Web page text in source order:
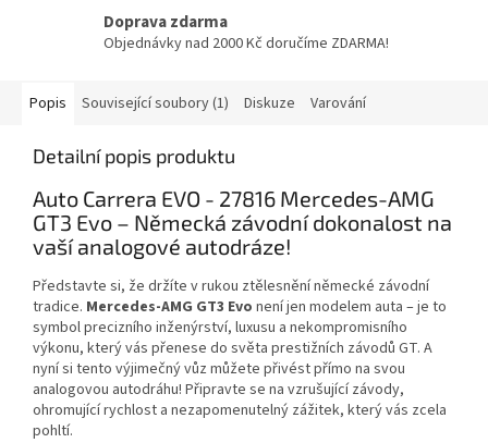
Doprava zdarma
Objednávky nad 2000 Kč doručíme ZDARMA!
Popis Související soubory (1) Diskuze Varování
Detailní popis produktu
Auto Carrera EVO - 27816 Mercedes-AMG
GT3 Evo – Německá závodní dokonalost na
vaší analogové autodráze!
Představte si, že držíte v rukou ztělesnění německé závodní
tradice. Mercedes-AMG GT3 Evo není jen modelem auta – je to
symbol precizního inženýrství, luxusu a nekompromisního
výkonu, který vás přenese do světa prestižních závodů GT. A
nyní si tento výjimečný vůz můžete přivést přímo na svou
analogovou autodráhu! Připravte se na vzrušující závody,
ohromující rychlost a nezapomenutelný zážitek, který vás zcela
pohltí.